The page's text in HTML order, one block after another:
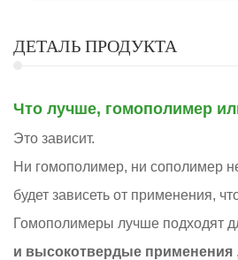
ДЕТАЛЬ ПРОДУКТА
Что лучше, гомополимер
Это зависит.
Ни гомополимер, ни сополимер
будет зависеть от применения,
Гомополимеры лучше подходят
и высокотвердые применения